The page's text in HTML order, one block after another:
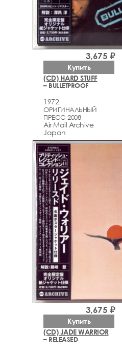
(CD) HARD STUFF
– BULLETPROOF
1972
ОРИГИНАЛЬНЫЙ
ПРЕСС 2008
Air Mail Archive
Japan
3,675 ₽
Купить
(CD) JADE WARRIOR
– RELEASED
3,675 ₽
Купить